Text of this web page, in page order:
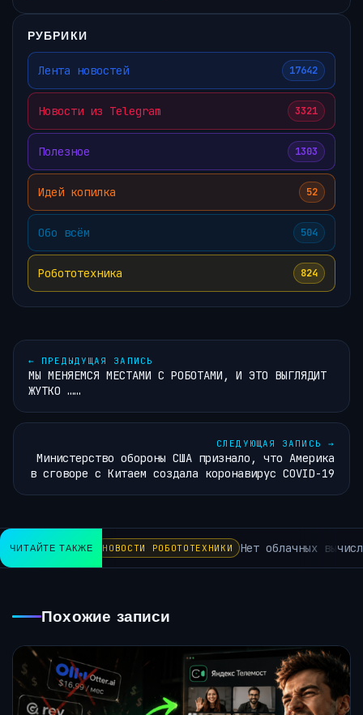
РУБРИКИ
Лента новостей 17642
Новости из Telegram 3321
Полезное 1303
Идей копилка 52
Обо всём 504
Робототехника 824
← ПРЕДЫДУЩАЯ ЗАПИСЬ
МЫ МЕНЯЕМСЯ МЕСТАМИ С РОБОТАМИ, И ЭТО ВЫГЛЯДИТ
ЖУТКО ……
СЛЕДУЮЩАЯ ЗАПИСЬ →
Министерство обороны США признало, что Америка
в сговоре с Китаем создала коронавирус COVID-19
ЧИТАЙТЕ ТАКЖЕ НОВОСТИ РОБОТОТЕХНИКИ Нет облачных
Похожие записи